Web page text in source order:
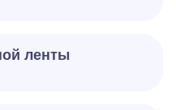
ленты